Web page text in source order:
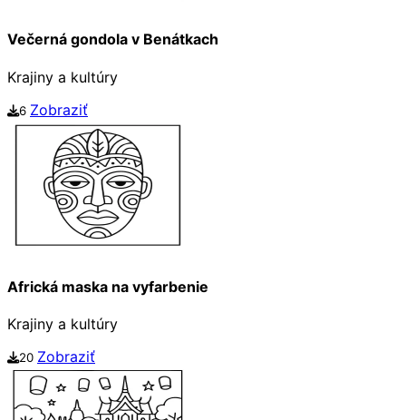
Večerná gondola v Benátkach
Krajiny a kultúry
6 Zobraziť
Africká maska na vyfarbenie
Krajiny a kultúry
20 Zobraziť